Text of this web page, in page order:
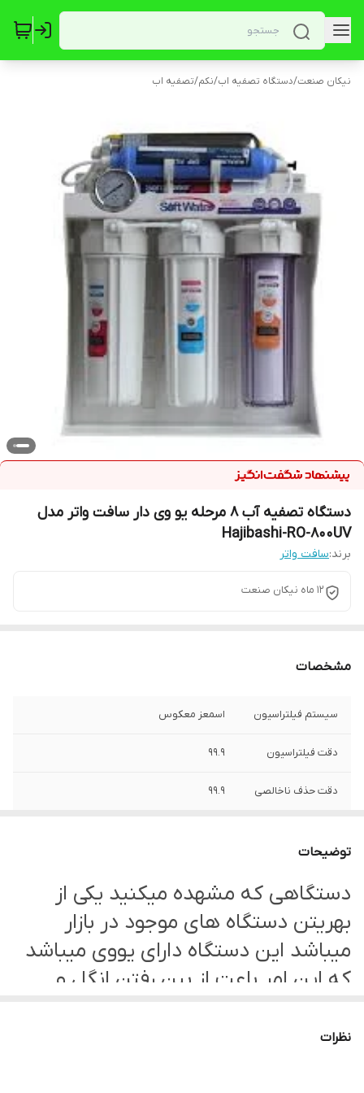
نیکان صنعت/دستگاه تصفیه اب/نکم/تصفیه اب
دستگاه تصفیه آب 8 مرحله یو وی دار سافت واتر مدل
Hajibashi-RO-800UV
برند:سافت واتر
12 ماه نیکان صنعت
مشخصات
سیستم فیلتراسیون اسمعز معکوس
دقت فیلتراسیون 99.9
دقت حذف ناخالصی 99.9
قابلیت اتصال یخچال اسپرسو ساز
فشار پمپ 125
گارانتی 12 ماه نیکان صنعت
توضیحات
دستگاهی که مشهده میکنید یکی از
بهریتن دستگاه های موجود در بازار
میباشد این دستگاه دارای یووی میباشد
که این امر باعت از بین رفتن انگل و
استفاده از اب چاه بسیار مناسب میباشد
نظرات